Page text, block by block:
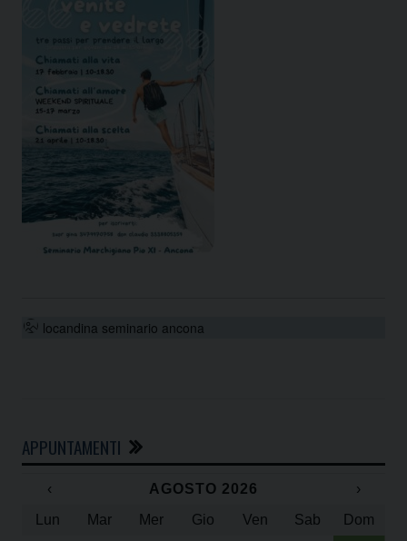
locandina seminario ancona
APPUNTAMENTI
‹ AGOSTO 2026
›
Lun
Mar Mer Gio Ven Sab Dom